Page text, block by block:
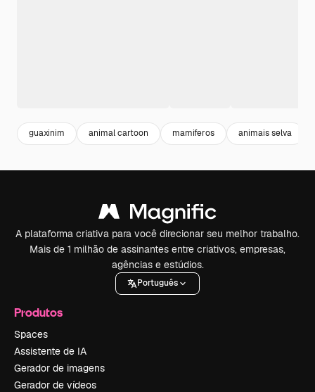
guaxinim animal cartoon mamiferos animais selva
A plataforma criativa para você direcionar seu melhor trabalho.
Mais de 1 milhão de assinantes entre criativos, empresas,
agências e estúdios.
Português
Produtos
Spaces
Assistente de IA
Gerador de imagens
Gerador de vídeos